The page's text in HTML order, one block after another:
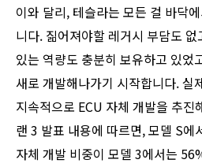
이와 달리, 테슬라는 모든 걸 바닥
니다. 짊어져야할 레거시 부담도
있는 역량도 충분히 보유하고 있었
새로 개발해나가기 시작합니다. 실
지속적으로 ECU 자체 개발을 추진
랜 3 발표 내용에 따르면, 모델 S
자체 개발 비중이 모델 3에서는